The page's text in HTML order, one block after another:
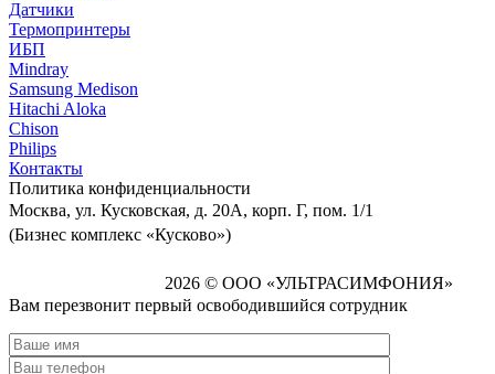
Датчики
Термопринтеры
ИБП
Mindray
Samsung Medison
Hitachi Aloka
Сhison
Philips
Контакты
Политика конфиденциальности
Москва, ул. Кусковская, д. 20А, корп. Г, пом. 1/1
(Бизнес комплекс «Кусково»)
2026 © ООО «УЛЬТРАСИМФОНИЯ»
Вам перезвонит первый освободившийся сотрудник